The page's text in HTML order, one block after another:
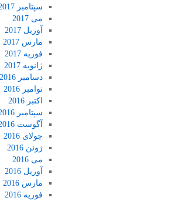
سپتامبر 2017
می 2017
آوریل 2017
مارس 2017
فوریه 2017
ژانویه 2017
دسامبر 2016
نوامبر 2016
اکتبر 2016
سپتامبر 2016
آگوست 2016
جولای 2016
ژوئن 2016
می 2016
آوریل 2016
مارس 2016
فوریه 2016